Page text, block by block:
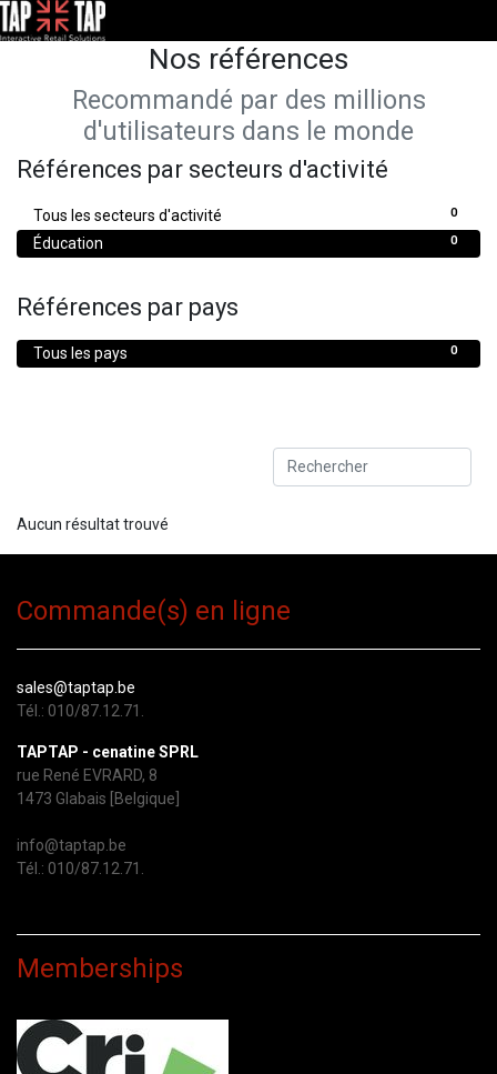
Nos références
Recommandé par des millions
d'utilisateurs dans le monde
Références par secteurs d'activité
0
Tous les secteurs d'activité
0
Éducation
Références par pays
0
Tous les pays
Aucun résultat trouvé
Commande(s) en ligne
sales@taptap.be
Tél.: 010/87.12.71.
TAPTAP - cenatine SPRL
rue René EVRARD, 8
1473 Glabais [Belgique]
info@taptap.be
Tél.: 010/87.12.71.
Memberships